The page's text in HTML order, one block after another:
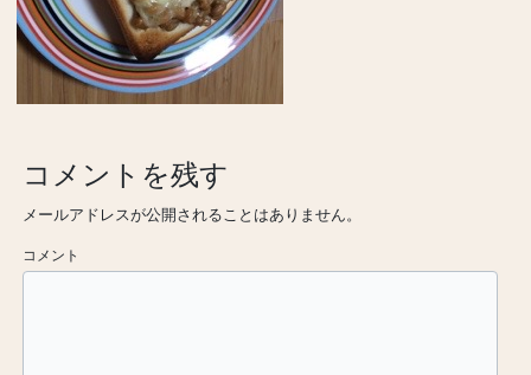
コメントを残す
メールアドレスが公開されることはありません。
コメント